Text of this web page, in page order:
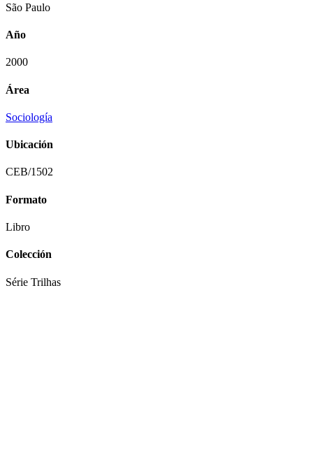
São Paulo
Año
2000
Área
Sociología
Ubicación
CEB/1502
Formato
Libro
Colección
Série Trilhas